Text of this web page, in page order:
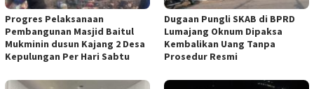
Progres Pelaksanaan
Pembangunan Masjid Baitul
Mukminin dusun Kajang 2 Desa
Kepulungan Per Hari Sabtu
Dugaan Pungli SKAB di BPRD
Lumajang Oknum Dipaksa
Kembalikan Uang Tanpa
Prosedur Resmi